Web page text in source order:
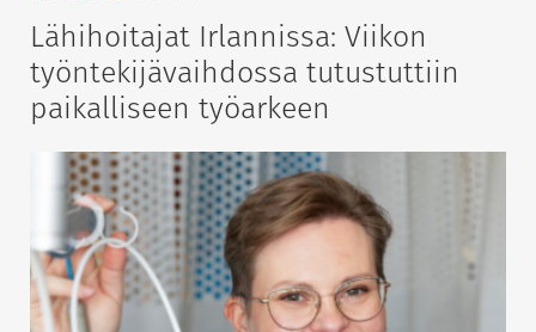
Lähihoitajat Irlannissa: Viikon
työntekijävaihdossa tutustuttiin
paikalliseen työarkeen